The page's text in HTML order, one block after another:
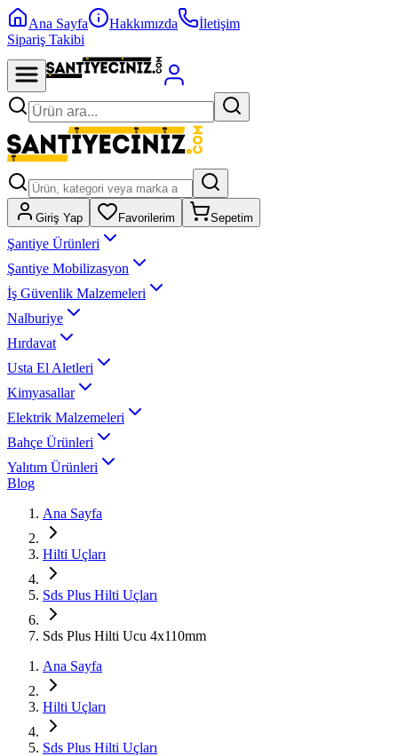
Ana Sayfa Hakkımızda
İletişim
Sipariş Takibi
Giriş Yap Favorilerim Sepetim
Şantiye Ürünleri
Şantiye Mobilizasyon
İş Güvenlik Malzemeleri
Nalburiye
Hırdavat
Usta El Aletleri
Kimyasallar
Elektrik Malzemeleri
Bahçe Ürünleri
Yalıtım Ürünleri
Blog
Ana Sayfa
Hilti Uçları
Sds Plus Hilti Uçları
Sds Plus Hilti Ucu 4x110mm
Ana Sayfa
Hilti Uçları
Sds Plus Hilti Uçları